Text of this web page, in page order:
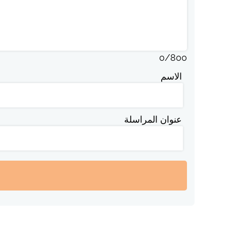
0/800
الاسم
عنوان المراسلة